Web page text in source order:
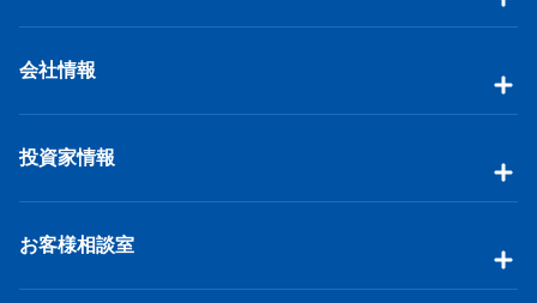
会社情報
投資家情報
お客様相談室